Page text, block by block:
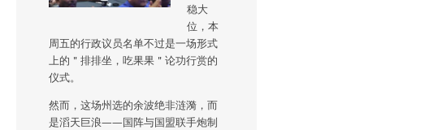
稳大
位，本
周五的行政议员名单不过是一场形式
上的＂排排坐，吃果果＂论功行赏的
仪式。
然而，这场州选的余波绝非涟漪，而
是滔天巨浪——国阵与国盟联手炮制